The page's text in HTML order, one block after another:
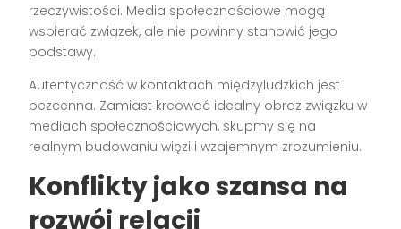
rzeczywistości. Media społecznościowe mogą
wspierać związek, ale nie powinny stanowić jego
podstawy.
Autentyczność w kontaktach międzyludzkich jest
bezcenna. Zamiast kreować idealny obraz związku w
mediach społecznościowych, skupmy się na
realnym budowaniu więzi i wzajemnym zrozumieniu.
Konflikty jako szansa na
rozwój relacji